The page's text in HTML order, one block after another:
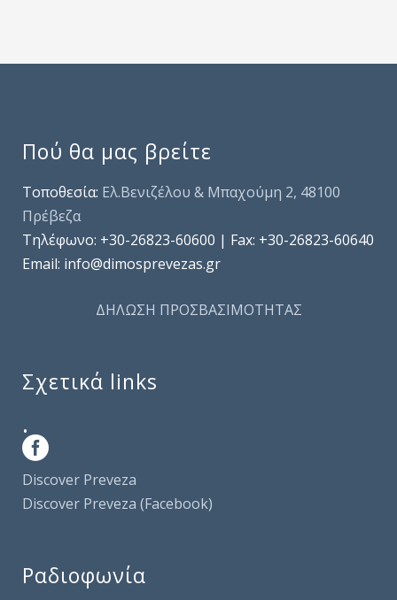
Πού θα μας βρείτε
Τοποθεσία: Ελ.Βενιζέλου & Μπαχούμη 2, 48100
Πρέβεζα
Τηλέφωνo: +30-26823-60600 | Fax: +30-26823-60640
Email: info@dimosprevezas.gr
ΔΗΛΩΣΗ ΠΡΟΣΒΑΣΙΜΟΤΗΤΑΣ
Σχετικά links
.
Discover Preveza
Discover Preveza (Facebook)
Ραδιοφωνία